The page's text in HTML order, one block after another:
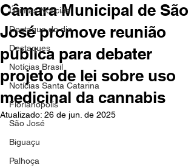
Últimas Notícias
Destaque do dia
Destaques
Notícias Brasil
Notícias Santa Catarina
Florianópolis
São José
Biguaçu
Palhoça
Câmara Municipal de São
José promove reunião
pública para debater
projeto de lei sobre uso
medicinal da cannabis
Atualizado: 26 de jun. de 2025